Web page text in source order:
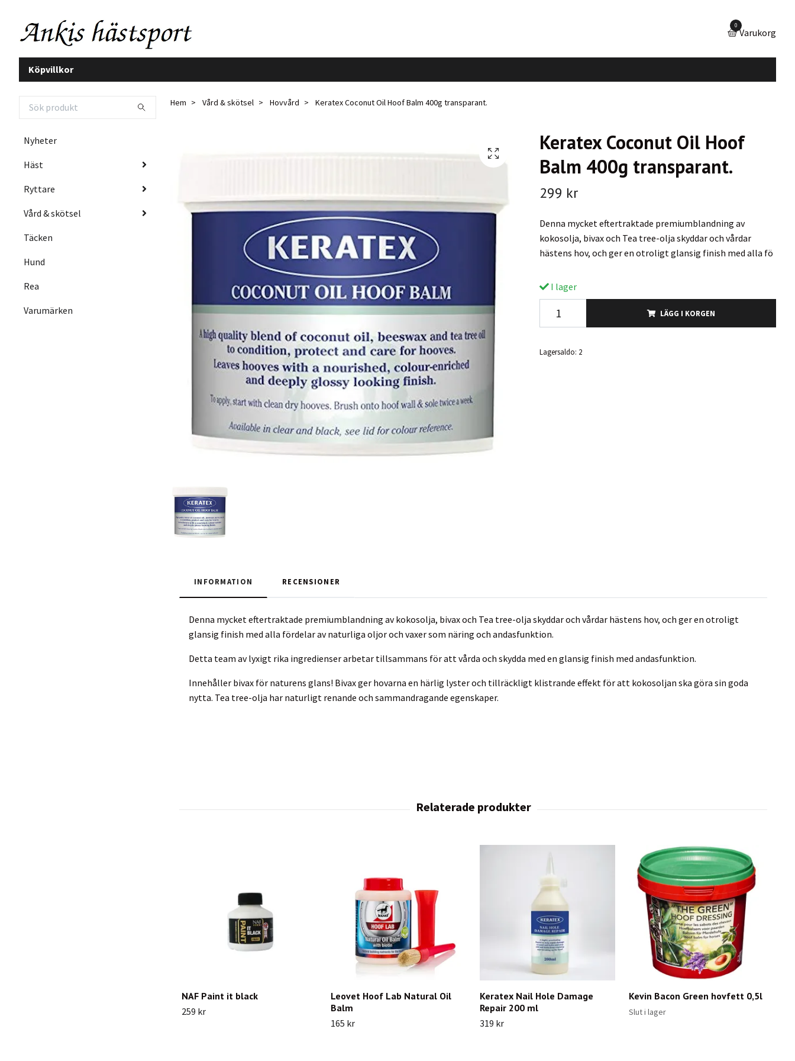
0
Varukorg
Köpvillkor
Nyheter
Häst
Ryttare
Vård & skötsel
Täcken
Hund
Rea
Varumärken
Hem Vård & skötsel Hovvård Keratex Coconut Oil Hoof Balm 400g transparant.
Keratex Coconut Oil Hoof
Balm 400g transparant.
299 kr
Denna mycket eftertraktade premiumblandning av
kokosolja, bivax och Tea tree-olja skyddar och vårdar
hästens hov, och ger en otroligt glansig finish med alla fö
I lager
LÄGG I KORGEN
Lagersaldo: 2
INFORMATION RECENSIONER
Denna mycket eftertraktade premiumblandning av kokosolja, bivax och Tea tree-olja skyddar och vårdar hästens hov, och ger en otroligt
glansig finish med alla fördelar av naturliga oljor och vaxer som näring och andasfunktion.
Detta team av lyxigt rika ingredienser arbetar tillsammans för att vårda och skydda med en glansig finish med andasfunktion.
Innehåller bivax för naturens glans! Bivax ger hovarna en härlig lyster och tillräckligt klistrande effekt för att kokosoljan ska göra sin goda
nytta. Tea tree-olja har naturligt renande och sammandragande egenskaper.
NAF Paint it black
259 kr
Leovet Hoof Lab Natural Oil
Balm
165 kr
Keratex Nail Hole Damage
Repair 200 ml
319 kr
Kevin Bacon Green hovfett 0,5l
Slut i lager